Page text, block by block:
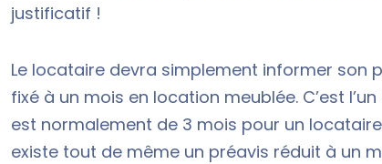
justificatif !
Le locataire devra simplement informer son
fixé à un mois en location meublée. C’est
est normalement de 3 mois pour un locataire
existe tout de même un préavis réduit à un